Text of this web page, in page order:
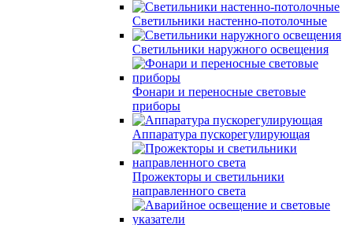
Светильники настенно-потолочные
Светильники наружного освещения
Фонари и переносные световые
приборы
Аппаратура пускорегулирующая
Прожекторы и светильники
направленного света